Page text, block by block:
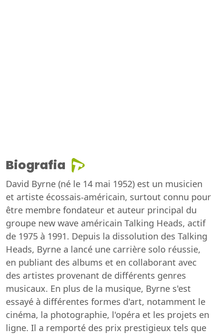
Biografia
David Byrne (né le 14 mai 1952) est un musicien
et artiste écossais-américain, surtout connu pour
être membre fondateur et auteur principal du
groupe new wave américain Talking Heads, actif
de 1975 à 1991. Depuis la dissolution des Talking
Heads, Byrne a lancé une carrière solo réussie,
en publiant des albums et en collaborant avec
des artistes provenant de différents genres
musicaux. En plus de la musique, Byrne s'est
essayé à différentes formes d'art, notamment le
cinéma, la photographie, l'opéra et les projets en
ligne. Il a remporté des prix prestigieux tels que